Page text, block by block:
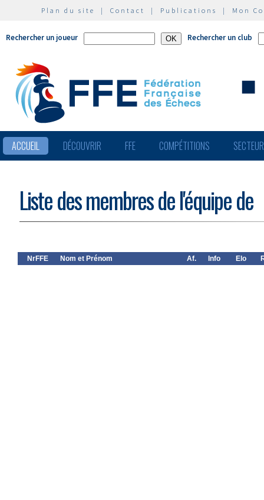
Plan du site | Contact | Publications | Mon
Rechercher un joueur Rechercher un club
ACCUEIL DÉCOUVRIR FFE COMPÉTITIONS
Liste des membres de l'équipe de
NrFFE Nom et Prénom Af. Info Elo